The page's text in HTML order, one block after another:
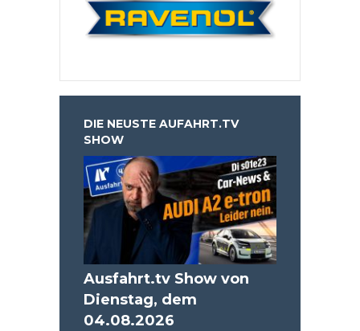
DIE NEUSTE AUFAHRT.TV
SHOW
Ausfahrt.tv Show von
Dienstag, dem
04.08.2026